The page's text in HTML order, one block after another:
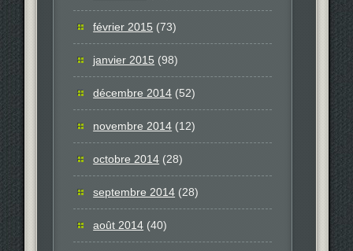
février 2015 (73)
janvier 2015 (98)
décembre 2014 (52)
novembre 2014 (12)
octobre 2014 (28)
septembre 2014 (28)
août 2014 (40)